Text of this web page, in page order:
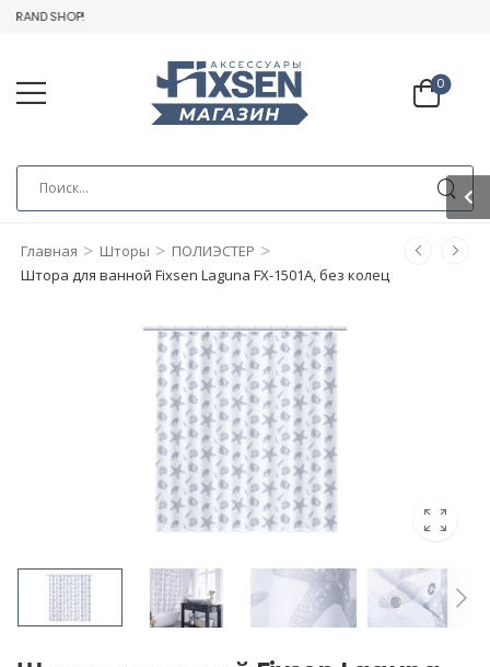
SHOP!
0
Главная > Шторы > ПОЛИЭСТЕР >
Штора для ванной Fixsen Laguna FX-1501A, без колец